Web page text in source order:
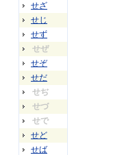
せざ
せじ
せず
せぜ
せぞ
せだ
せぢ
せづ
せで
せど
せば